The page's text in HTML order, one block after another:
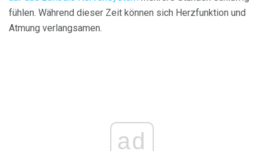
fühlen. Während dieser Zeit können sich Herzfunktion und
Atmung verlangsamen.
ad